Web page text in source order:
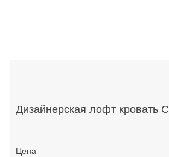
Дизайнерская лофт кровать